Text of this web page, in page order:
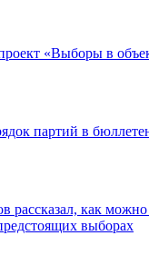
«Выборы в
партий в
рассказал, как
выборах